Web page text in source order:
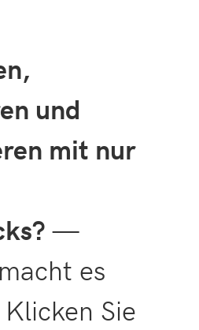
und
mit nur
—
macht es
Sie